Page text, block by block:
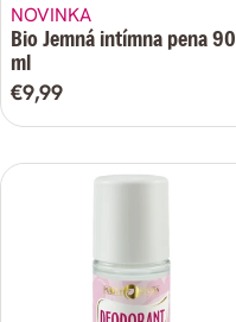
NOVINKA
Bio Jemná intímna pena 90
ml
Bežná
cena
€9,99